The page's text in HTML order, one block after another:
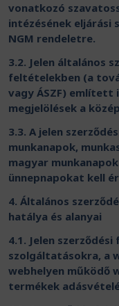
vonatkozó
intézésének eljárási
NGM rendeletre.
3.2. Jelen általános
feltételekben (a
vagy ÁSZF)
megjelölések a
3.3. A jelen
munkanapok,
magyar
ünnepnapokat kell
4. Általános
hatálya és alanyai
4.1. Jelen
szolgáltatásokra, a
webhelyen működő
termékek